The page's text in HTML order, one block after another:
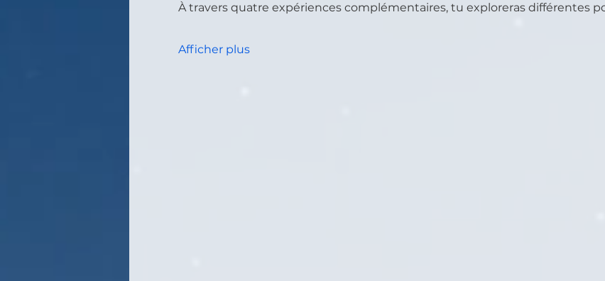
À travers quatre expériences complémentaires, tu exploreras différentes
Afficher plus